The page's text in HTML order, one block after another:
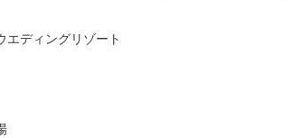
エディングリゾート